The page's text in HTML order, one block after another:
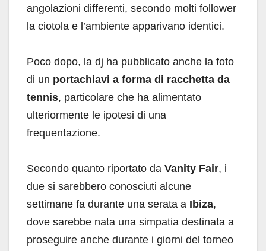
angolazioni differenti, secondo molti follower
la ciotola e l’ambiente apparivano identici.
Poco dopo, la dj ha pubblicato anche la foto
di un portachiavi a forma di racchetta da
tennis, particolare che ha alimentato
ulteriormente le ipotesi di una
frequentazione.
Secondo quanto riportato da Vanity Fair, i
due si sarebbero conosciuti alcune
settimane fa durante una serata a Ibiza,
dove sarebbe nata una simpatia destinata a
proseguire anche durante i giorni del torneo